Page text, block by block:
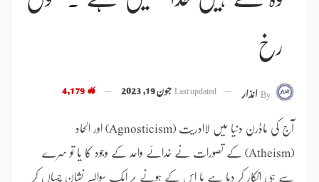
رخ
Byانذار Last updatedجون 19, 2023
آج کی ماڈرن دنیا میں لاادریت (Agnosticism) اور الحاد
(Atheism) کے تصورات نے خدائے واحد کے وجود کا یا تو سرے
سے ہی انکار کر دیا ہے یا اس کے ہونے پر ایک سوالیہ نشان چسپاں کر